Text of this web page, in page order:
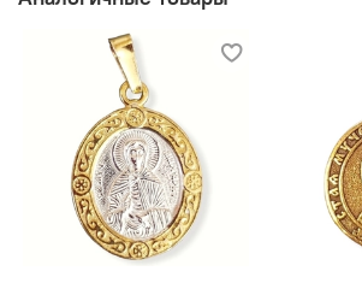
📐 Размер: 2,2 × 1,8 см
⚖️ Вес: 4 г
💧 Не боится воды
В комплекте:
Иконка